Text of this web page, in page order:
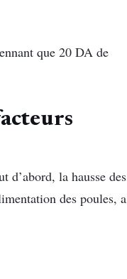
que 20 DA de
d’abord, la hausse des
des poules, a